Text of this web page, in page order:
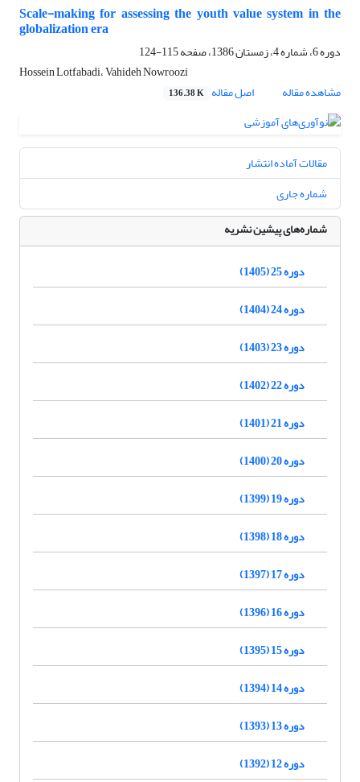
Scale-making for assessing the youth value system in the
globalization era
دوره 6، شماره 4، زمستان 1386، صفحه
115-124
Hossein Lotfabadi، Vahideh Nowroozi
مشاهده مقاله
اصل مقاله 136.38 K
مقالات آماده انتشار
شماره جاری
شماره‌های پیشین نشریه
دوره 25 (1405)
دوره 24 (1404)
دوره 23 (1403)
دوره 22 (1402)
دوره 21 (1401)
دوره 20 (1400)
دوره 19 (1399)
دوره 18 (1398)
دوره 17 (1397)
دوره 16 (1396)
دوره 15 (1395)
دوره 14 (1394)
دوره 13 (1393)
دوره 12 (1392)